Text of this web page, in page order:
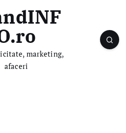
marketing,
afaceri